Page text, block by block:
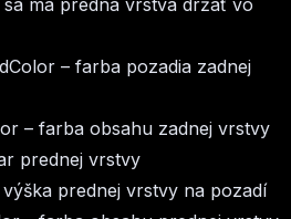
– farba pozadia zadnej
– farba obsahu zadnej vrstvy
prednej vrstvy
prednej vrstvy na pozadí